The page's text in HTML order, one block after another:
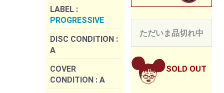
LABEL :
PROGRESSIVE
DISC CONDITION :
A
COVER
CONDITION : A
ただいま品切れ中
SOLD OUT